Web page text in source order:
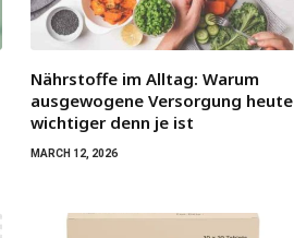
Nährstoffe im Alltag: Warum
ausgewogene Versorgung heute
wichtiger denn je ist
MARCH 12, 2026